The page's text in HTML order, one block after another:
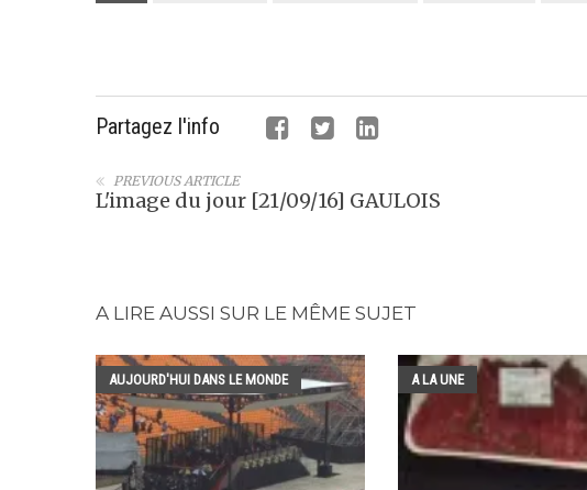
Partagez l'info
PREVIOUS ARTICLE
L'image du jour [21/09/16] GAULOIS
A LIRE AUSSI SUR LE MÊME SUJET
AUJOURD'HUI DANS LE MONDE A LA UNE